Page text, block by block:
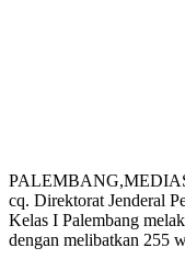
cq. Direktorat Jenderal
Kelas I Palembang
dengan melibatkan 255